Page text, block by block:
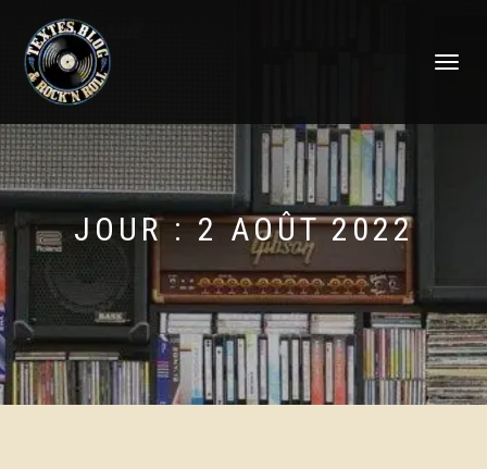
DÉPLIER
JOUR :2 AOÛT 2022